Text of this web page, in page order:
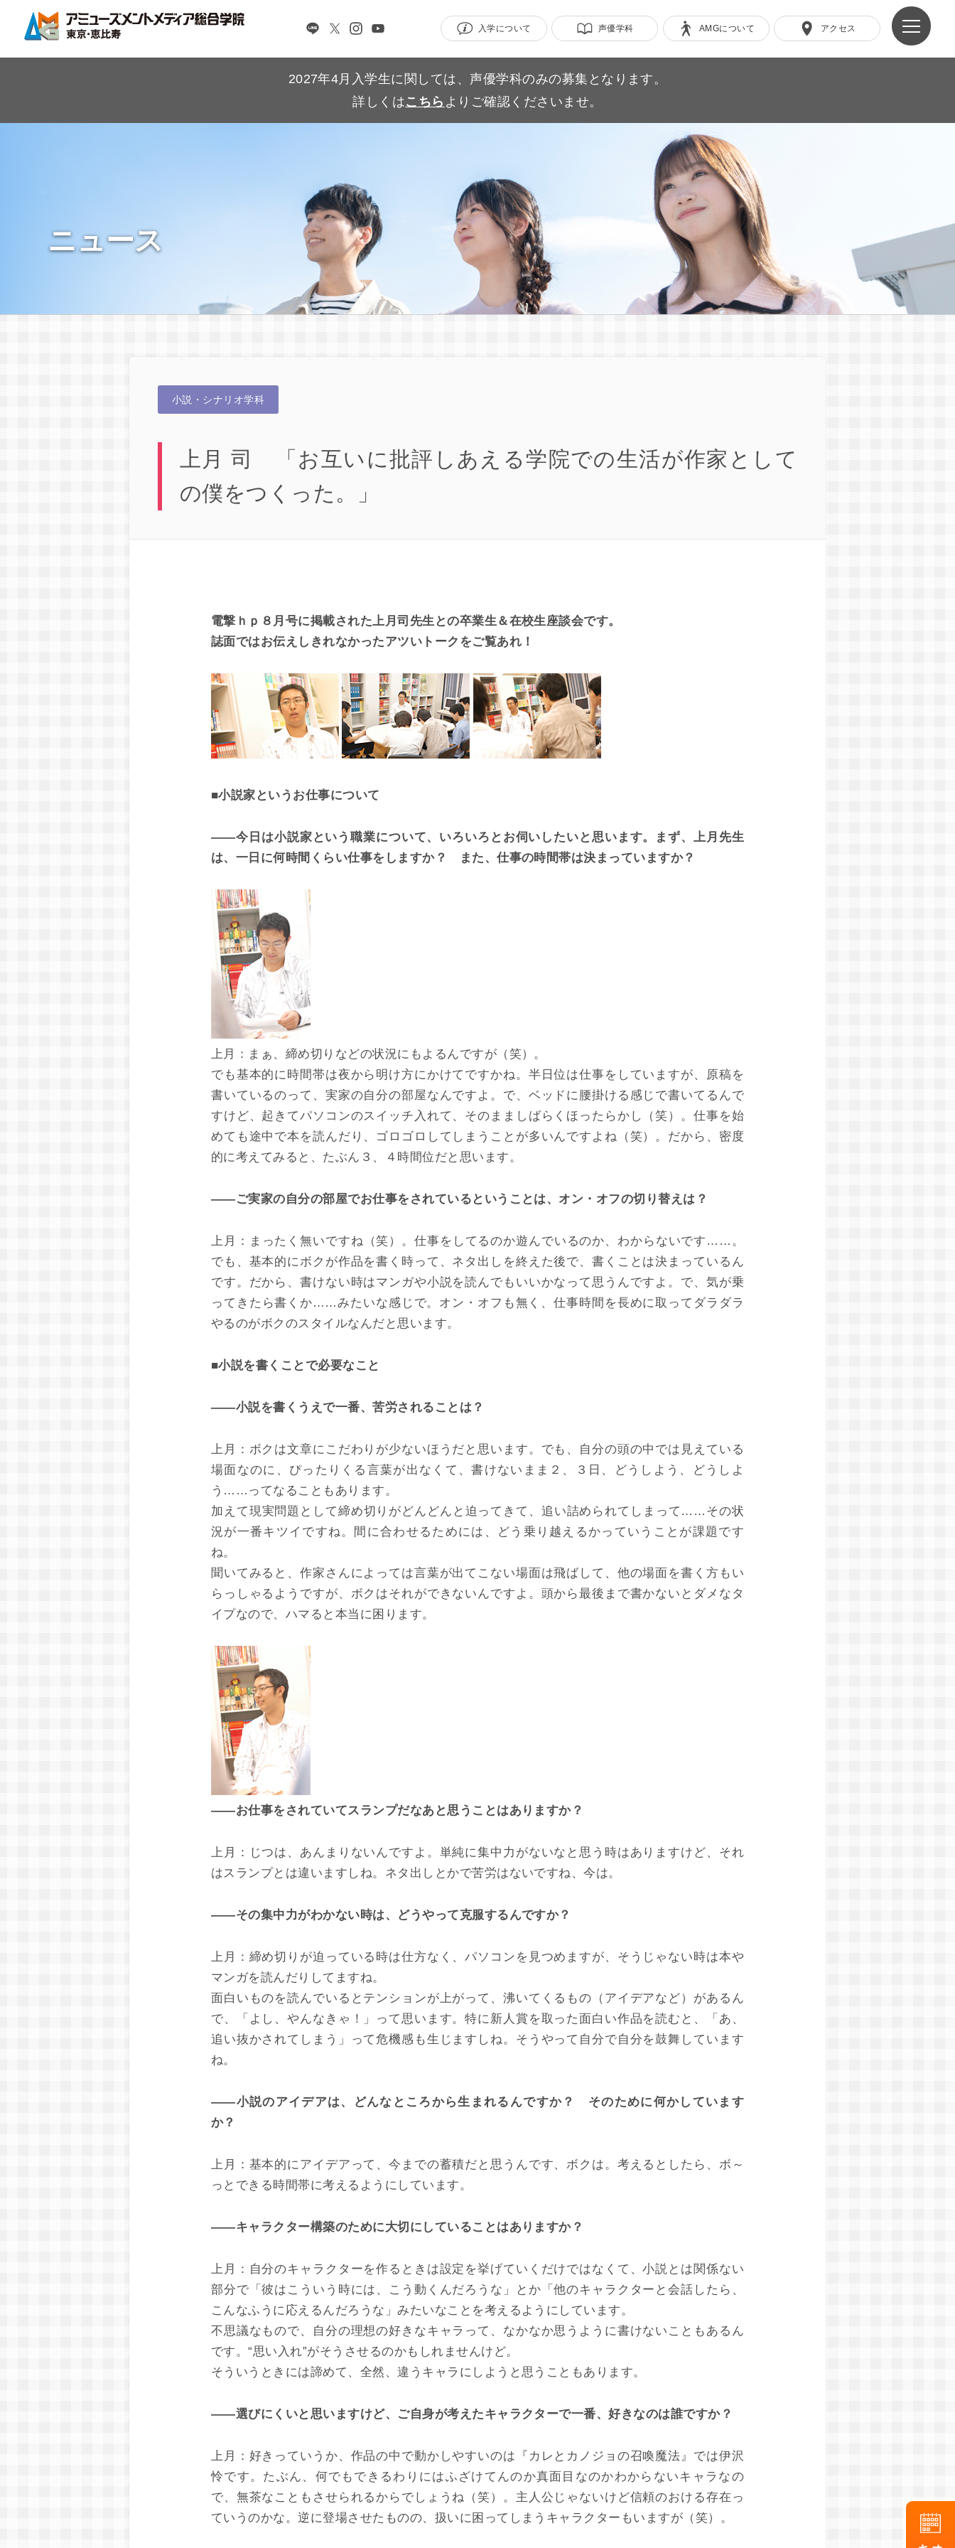
入学について 声優学科 AMGについて アクセス
2027年4月入学生に関しては、声優学科のみの募集となります。
詳しくはこちら よりご確認くださいませ。
ニュース
小説・シナリオ学科
上月 司 「お互いに批評しあえる学院での生活が作家として
の僕をつくった。」
電撃ｈｐ８月号に掲載された上月司先生との卒業生＆在校生座談会です。
誌面ではお伝えしきれなかったアツいトークをご覧あれ！
■小説家というお仕事について
――今日は小説家という職業について、いろいろとお伺いしたいと思います。まず、上月先生
は、一日に何時間くらい仕事をしますか？ また、仕事の時間帯は決まっていますか？
上月： まぁ、締め切りなどの状況にもよるんですが（笑）。
でも基本的に時間帯は夜から明け方にかけてですかね。半日位は仕事をしていますが、原稿を
書いているのって、実家の自分の部屋なんですよ。で、ベッドに腰掛ける感じで書いてるんで
すけど、起きてパソコンのスイッチ入れて、そのまましばらくほったらかし（笑）。仕事を始
めても途中で本を読んだり、ゴロゴロしてしまうことが多いんですよね（笑）。だから、密度
的に考えてみると、たぶん３、４時間位だと思います。
――ご実家の自分の部屋でお仕事をされているということは、オン・オフの切り替えは？
上月：
まったく無いですね（笑）。仕事をしてるのか遊んでいるのか、わからないです……。
でも、基本的にボクが作品を書く時って、ネタ出しを終えた後で、書くことは決まっているん
です。だから、書けない時はマンガや小説を読んでもいいかなって思うんですよ。で、気が乗
ってきたら書くか……みたいな感じで。オン・オフも無く、仕事時間を長めに取ってダラダラ
やるのがボクのスタイルなんだと思います。
■小説を書くことで必要なこと
――小説を書くうえで一番、苦労されることは？
上月： ボクは文章にこだわりが少ないほうだと思います。でも、自分の頭の中では見えている
場面なのに、ぴったりくる言葉が出なくて、書けないまま２、３日、どうしよう、どうしよ
う……ってなることもあります。
加えて現実問題として締め切りがどんどんと迫ってきて、追い詰められてしまって……その状
況が一番キツイですね。間に合わせるためには、どう乗り越えるかっていうことが課題です
ね。
聞いてみると、作家さんによっては言葉が出てこない場面は飛ばして、他の場面を書く方もい
らっしゃるようですが、ボクはそれができないんですよ。頭から最後まで書かないとダメなタ
イプなので、ハマると本当に困ります。
――お仕事をされていてスランプだなあと思うことはありますか？
上月：
じつは、あんまりないんですよ。単純に集中力がないなと思う時はありますけど、それ
はスランプとは違いますしね。ネタ出しとかで苦労はないですね、今は。
――その集中力がわかない時は、どうやって克服するんですか？
上月： 締め切りが迫っている時は仕方なく、パソコンを見つめますが、そうじゃない時は本や
マンガを読んだりしてますね。
面白いものを読んでいるとテンションが上がって、沸いてくるもの（アイデアなど）があるん
で、「よし、やんなきゃ！」って思います。特に新人賞を取った面白い作品を読むと、「あ、
追い抜かされてしまう」って危機感も生じますしね。そうやって自分で自分を鼓舞しています
ね。
――小説のアイデアは、どんなところから生まれるんですか？ そのために何かしています
か？
上月： 基本的にアイデアって、今までの蓄積だと思うんです、ボクは。考えるとしたら、ボ～
っとできる時間帯に考えるようにしています。
――キャラクター構築のために大切にしていることはありますか？
上月： 自分のキャラクターを作るときは設定を挙げていくだけではなくて、小説とは関係ない
部分で「彼はこういう時には、こう動くんだろうな」とか「他のキャラクターと会話したら、
こんなふうに応えるんだろうな」みたいなことを考えるようにしています。
不思議なもので、自分の理想の好きなキャラって、なかなか思うように書けないこともあるん
です。“思い入れ”がそうさせるのかもしれませんけど。
そういうときには諦めて、全然、違うキャラにしようと思うこともあります。
――選びにくいと思いますけど、ご自身が考えたキャラクターで一番、好きなのは誰ですか？
上月： 好きっていうか、作品の中で動かしやすいのは『カレとカノジョの召喚魔法』では伊沢
怜です。たぶん、何でもできるわりにはふざけてんのか真面目なのかわからないキャラなの
で、無茶なこともさせられるからでしょうね（笑）。主人公じゃないけど信頼のおける存在っ
ていうのかな。逆に登場させたものの、扱いに困ってしまうキャラクターもいますが（笑）。